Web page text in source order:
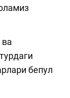
бепул